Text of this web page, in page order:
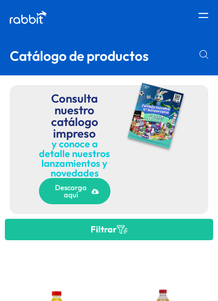
Catálogo de productos
Consulta
nuestro
catálogo
impreso
y conoce a
detalle nuestros
lanzamientos y
novedades
Descarga
aquí
Filtrar